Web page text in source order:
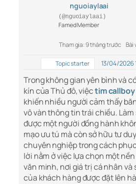
nguoiaylaai
(@nguoiaylaai)
Famed Member
Tham gia: 9 tháng trước Bài
Topic starter 13/04/2026
Trong không gian yên bình và
kín của Thủ đô, việctim callboy
khiến nhiều người cảm thấy
vô vàn thông tin trái chiều. Làm
được một người đồng hành
mạo ưu tú mà còn sở hữu tư
chuyên nghiệp trong cách
lời nằm ở việc lựa chọn một
văn minh, nơi giá trị cá nhân và
của khách hàng được đặt lên